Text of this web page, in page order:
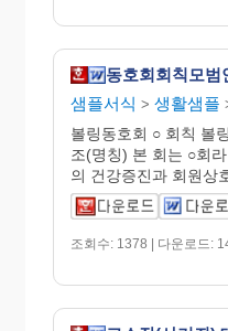
동호회회칙모범
샘플서식 > 생활샘플
볼링동호회 ○ 회칙 볼
조(명칭) 본 회는 ○회
의 건강증진과 회원상
조회수: 1378 | 다운로드: